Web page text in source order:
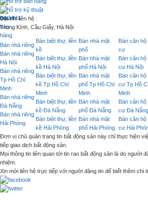
1. Cửa chính:
Cửa chính là một yếu tố rất quan trọng tác động đến phong
Nếu hai mảng nghiên cứu của phong thuỷ là dương trạch
phòng ngủ của chủ nhà và bếp nấu.
Quan niệm phong thuỷ cho rằng, môn mệnh phải tương
Trường hợp của quý khách hoàn toàn thoả mãn Môn
2. Bếp nấu:
Bếp nấu cũng là một yếu tố rất quan trọng, vì mọi bệnh
hướng cửa bếp đối với bếp lò, bếp dầu, hướng công tắc
Trong trường hợp này, có thể đặt bếp tọa các hướng Tây
(Thiên Y); Nam (Phục Vị);
Ngoài ra, bếp nên tránh đặt gần chậu rửa, tủ lạnh, tránh
Chậu rửa, cũng như khu phụ, được hiểu là nơi xả trôi
Tây (Ngũ Quỷ);
Hỗ trợ kỹ thuật
Địa chỉ liên hệ :
Trung Kính, Cầu Giấy, Hà Nội
Bán nhà riêng
Bán nhà riêng
Hà Nội
Bán nhà riêng
Tp Hồ Chí
Minh
Bán nhà riêng
Đà Nẵng
Bán nhà riêng
Hải Phòng
Bán biệt thự, liền
kề
Bán biệt thự, liền
kề Hà Nội
Bán biệt thự, liền
kề Tp Hồ Chí
Minh
Bán biệt thự, liền
kề Đà Nẵng
Bán biệt thự, liền
kề Hải Phòng
Bán nhà mặt
phố
Bán nhà mặt
phố Hà Nội
Bán nhà mặt
phố Tp Hồ Chí
Minh
Bán nhà mặt
phố Đà Nẵng
Bán nhà mặt
phố Hải Phòng
Bán căn hộ
cư
Bán căn hộ
cư Hà Nội
Bán căn hộ
cư Tp Hồ
Minh
Bán căn hộ
cư Đà Nẵng
Bán căn hộ
cư Hải
Đơn vị chủ quản trang tin bất động sản này chỉ thực hiện
tiếp giao dịch bất động sản.
Mọi thông tin liên quan tới tin rao bất động sản là do người
nhiệm.
Xin mời liên hệ trực tiếp với người đăng tin để biết thêm chi